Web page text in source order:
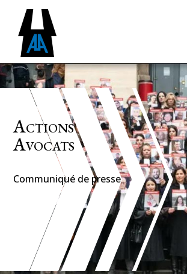
Actions
Avocats
Communiqué de presse